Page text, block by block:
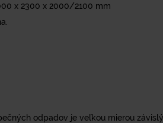
x 2300 x 2000/2100 mm
odpadov je veľkou mierou